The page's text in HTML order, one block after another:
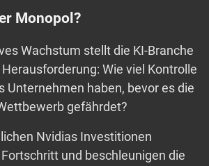
Monopol?
Wachstum stellt die KI-Branche
Wie viel Kontrolle
Unternehmen haben, bevor es die
gefährdet?
Nvidias Investitionen
und beschleunigen die